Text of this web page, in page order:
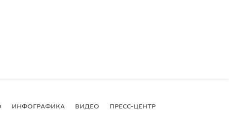
ИНФОГРАФИКА ВИДЕО ПРЕСС-ЦЕНТР